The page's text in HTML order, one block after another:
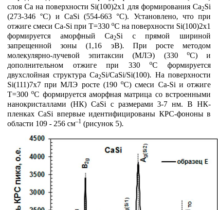
слоя Ca на поверхности Si(100)2x1 для формированияCa2Si
(273-346 °C) и CaSi (554-663 °C). Установлено, что при
отжиге смеси Ca-Si при Т=330 оС на поверхности Si(100)2x1
формируется аморфныйCa2Si с прямой шириной
запрещенной зоны (1,16 эВ). При росте методом
молекулярно-лучевой эпитаксии (МЛЭ) (330
оС) и
дополнительном отжиге при 330оС формируется
двухслойная структура Ca2Si/CaSi/Si(100). На поверхности
Si(111)7x7 при МЛЭ росте (190оС) смеси Ca-Si и отжиге
Т=300оС формируется аморфная матрица со встроенными
нанокристаллами (НК) CaSi с размерами 3-7 нм. В НК-
пленкахCaSi впервые идентифицированы КРС-фононы в
области 109 - 256 см–1 (рисунок 5).